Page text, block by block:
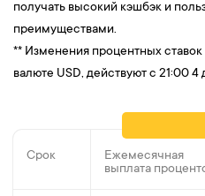
получать высокий кэшбэк и
преимуществами.
** Изменения процентных
валюте USD, действуют с 21:00 4
Срок
Ежемесячная
выплата